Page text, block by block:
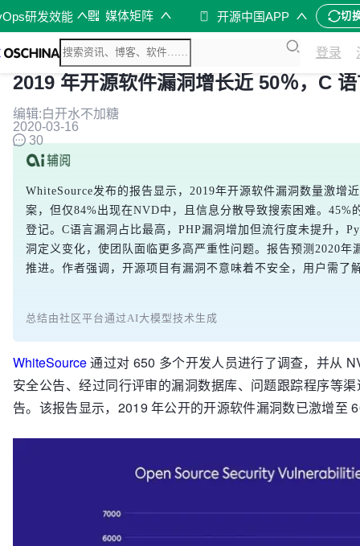
研发效能 媒体矩阵 开源中国APP 切
登录
2019 年开源软件漏洞增长近 50％，C
编辑:白开水不加糖
2020-03-16
30
WhiteSource发布的报告显示，2019年开源软件漏洞数量激增
案，但仅84%出现在NVD中，且信息分散导致搜索困难。
登记。C语言漏洞占比最高，PHP漏洞增加但流行度未提升，
洞定义变化，使团队面临更多高严重性问题。报告预测2020
推进。作者强调，开源项目有漏洞不意味着不安全，用户需了
总结由社区平台通过AI大模型技术生成
WhiteSource通过对 650 多个开发人员进行了调查，并从
安全公告、经过同行评审的漏洞数据库、问题跟踪程序等
告。该报告显示，2019 年公开的开源软件漏洞数已激增至